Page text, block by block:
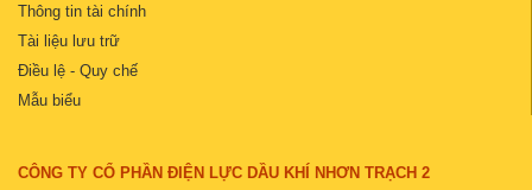
Thông tin tài chính
Tài liệu lưu trữ
Điều lệ - Quy chế
Mẫu biểu
CÔNG TY CỔ PHẦN ĐIỆN LỰC DẦU KHÍ NHƠN TRẠCH 2